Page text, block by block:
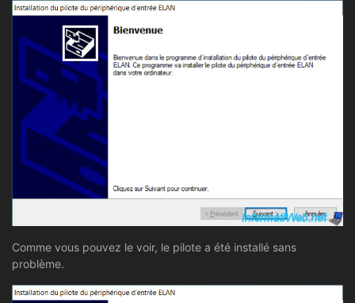
Comme vous pouvez le voir, le pilote a été installé sans
problème.